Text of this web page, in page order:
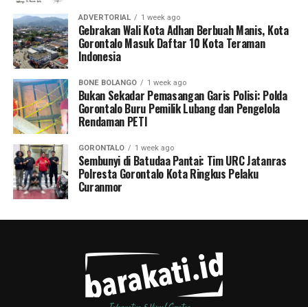
ADVERTORIAL 1 week ago
Gebrakan Wali Kota Adhan Berbuah Manis, Kota
Gorontalo Masuk Daftar 10 Kota Teraman
Indonesia
BONE BOLANGO 1 week ago
Bukan Sekadar Pemasangan Garis Polisi: Polda
Gorontalo Buru Pemilik Lubang dan Pengelola
Rendaman PETI
GORONTALO 1 week ago
Sembunyi di Batudaa Pantai: Tim URC Jatanras
Polresta Gorontalo Kota Ringkus Pelaku
Curanmor